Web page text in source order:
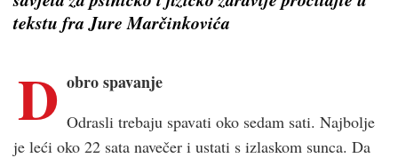
tekstu fra Jure Marčinkovića
D obro spavanje
Odrasli trebaju spavati oko sedam sati. Najbolje
je leći oko 22 sata navečer i ustati s izlaskom sunca. Da